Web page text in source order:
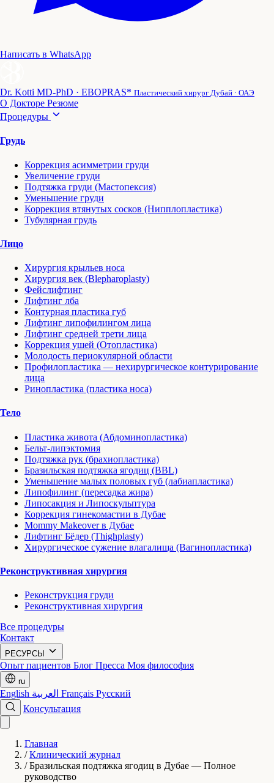
Написать в WhatsApp
Dr. Kotti MD-PhD · EBOPRAS* Пластический хирург Дубай · ОАЭ
О Докторе Резюме
Процедуры
Грудь
Коррекция асимметрии груди
Увеличение груди
Подтяжка груди (Мастопексия)
Уменьшение груди
Коррекция втянутых сосков (Нипплопластика)
Тубулярная грудь
Лицо
Хирургия крыльев носа
Хирургия век (Blepharoplasty)
Фейслифтинг
Лифтинг лба
Контурная пластика губ
Лифтинг липофилингом лица
Лифтинг средней трети лица
Коррекция ушей (Отопластика)
Молодость периокулярной области
Профилопластика — нехирургическое контурирование
лица
Ринопластика (пластика носа)
Тело
Пластика живота (Абдоминопластика)
Бельт-липэктомия
Подтяжка рук (брахиопластика)
Бразильская подтяжка ягодиц (BBL)
Уменьшение малых половых губ (лабиапластика)
Липофилинг (пересадка жира)
Липосакция и Липоскульптура
Коррекция гинекомастии в Дубае
Mommy Makeover в Дубае
Лифтинг Бёдер (Thighplasty)
Хирургическое сужение влагалища (Вагинопластика)
Реконструктивная хирургия
Реконструкция груди
Реконструктивная хирургия
Все процедуры
Контакт
РЕСУРСЫ
Опыт пациентов Блог Пресса Моя философия
ru
English Français Русский
Консультация
Главная
/ Клинический журнал
/ Бразильская подтяжка ягодиц в Дубае — Полное
руководство